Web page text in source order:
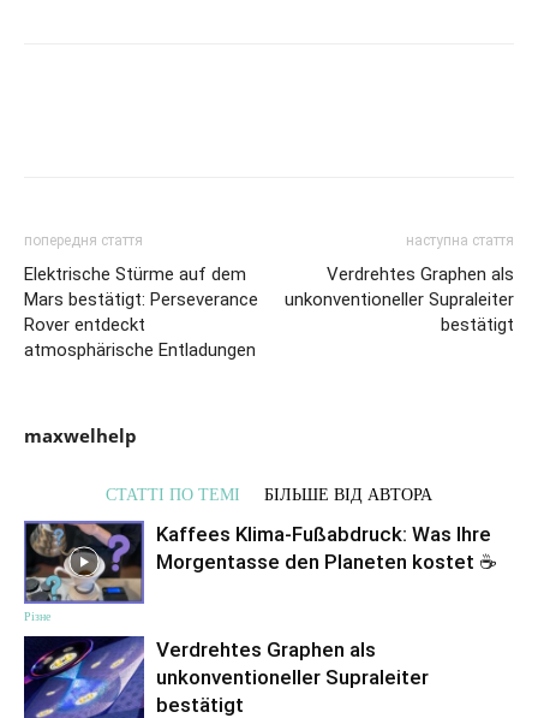
попередня стаття
Elektrische Stürme auf dem
Mars bestätigt: Perseverance
Rover entdeckt
atmosphärische Entladungen
наступна стаття
Verdrehtes Graphen als
unkonventioneller Supraleiter
bestätigt
maxwelhelp
СТАТТІ ПО ТЕМІ БІЛЬШЕ ВІД АВТОРА
Різне
Kaffees Klima-Fußabdruck: Was Ihre
Morgentasse den Planeten kostet ☕️
Verdrehtes Graphen als
unkonventioneller Supraleiter
bestätigt